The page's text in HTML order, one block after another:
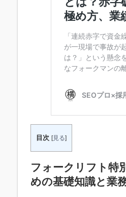
目次 [見る]
フォークリフト特
めの基礎知識と業